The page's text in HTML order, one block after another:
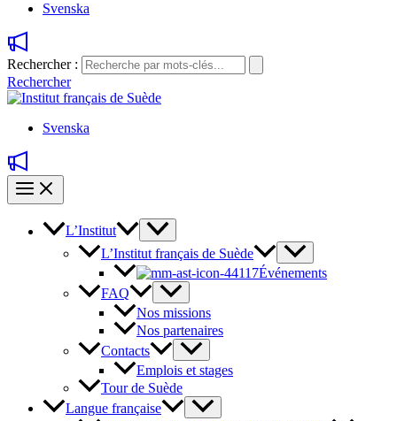
Svenska
Rechercher :
Rechercher
Svenska
L’Institut
L’Institut français de Suède
Événements
FAQ
Nos missions
Nos partenaires
Contacts
Emplois et stages
Tour de Suède
Langue française